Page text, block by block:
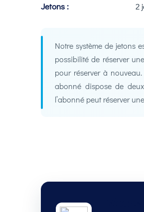
Jetons :
2
Notre système de jetons
possibilité de réserver
pour réserver à
abonné dispose de
l’abonné peut réserver